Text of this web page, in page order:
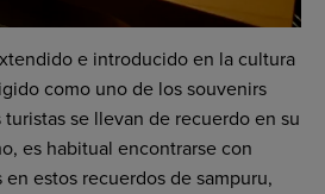
e introducido en la cultura
como uno de los souvenirs
se llevan de recuerdo en su
es habitual encontrarse con
estos recuerdos de sampuru,